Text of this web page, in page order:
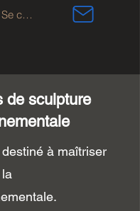
Se connecter
de sculpture
à maîtriser